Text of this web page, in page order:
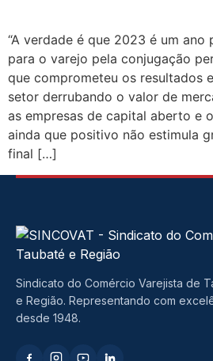
“A verdade é que 2023 é um ano
para o varejo pela conjugação
que comprometeu os resultados
setor derrubando o valor de
as empresas de capital aberto e
ainda que positivo não estimula
final […]
Sindicato do Comércio Varejista de
e Região. Representando com
desde 1948.